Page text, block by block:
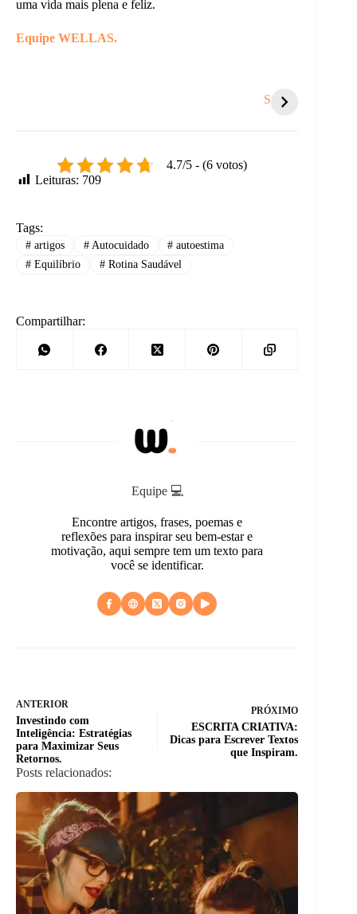
uma vida mais plena e feliz.
Equipe WELLAS.
Stories
4.7/5 - (6 votos)
Leituras: 709
Tags:
#artigos #Autocuidado # autoestima
#Equilíbrio #Rotina Saudável
Compartilhar:
Equipe 💻
Encontre artigos, frases, poemas e
reflexões para inspirar seu bem-estar e
motivação, aqui sempre tem um texto para
você se identificar.
ANTERIOR
Investindo com
Inteligência: Estratégias
para Maximizar Seus
Retornos.
PRÓXIMO
ESCRITA CRIATIVA:
Dicas para Escrever Textos
que Inspiram.
Posts relacionados: